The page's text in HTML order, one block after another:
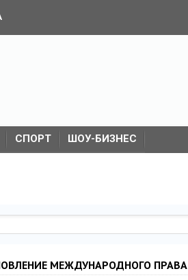
СПОРТ ШОУ-БИЗНЕС
МЕЖДУНАРОДНОГО ПРАВА